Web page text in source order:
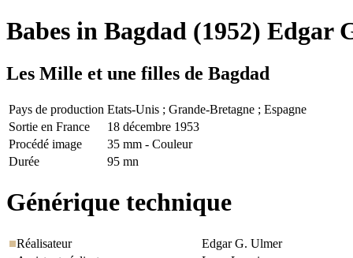
Babes in Bagdad (1952) Edgar
Les Mille et une filles de Bagdad
Pays de production Etats-Unis ; Grande-Bretagne ; Espagne
Sortie en France
18 décembre 1953
Procédé image
35 mm - Couleur
Durée
95 mn
Générique technique
Réalisateur
Edgar G. Ulmer